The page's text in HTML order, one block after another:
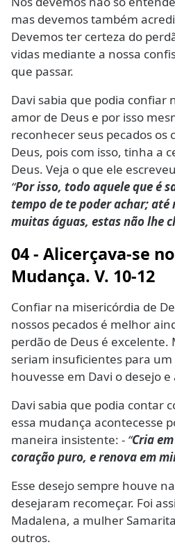
mas devemos também
Devemos ter certeza do
vidas mediante a nossa
que passar.
Davi sabia que podia confiar
amor de Deus e por isso
reconhecer seus pecados os
Deus, pois com isso, tinha a
Deus. Veja o que ele
“Por isso, todo aquele que é
tempo de te poder achar;
muitas águas, estas não lhe
04 - Alicerçava-se
Mudança. V. 10-12
Confiar na misericórdia de
nossos pecados é melhor
perdão de Deus é excelente.
seriam insuficientes para
houvesse em Davi o desejo
Davi sabia que podia contar
essa mudança acontecesse
maneira insistente: - “Cria
coração puro, e renova em
Esse desejo sempre houve
desejaram recomeçar. Foi
Madalena, a mulher
outros.